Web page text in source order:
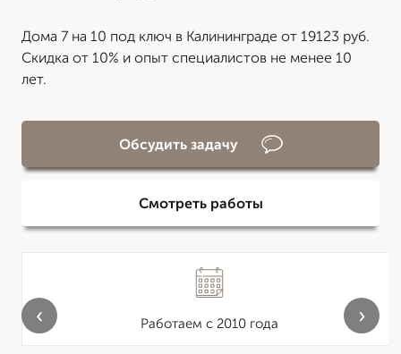
Дома 7 на 10 под ключ в Калининграде от 19123 руб.
Скидка от 10% и опыт специалистов не менее 10
лет.
Обсудить задачу
Смотреть работы
Работаем с 2010 года
‹ ›